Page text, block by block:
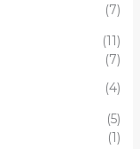
(7)
(11)
(7)
(4)
(5)
(1)